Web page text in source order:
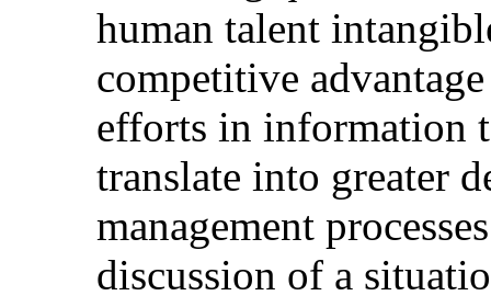
human talent
competitive
efforts in information
translate into greater
management
discussion of a